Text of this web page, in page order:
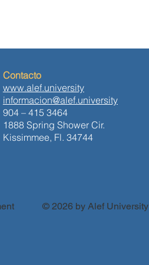
Contacto
www.alef.university
informacion@alef.university
904 – 415 3464
1888 Spring Shower Cir.
Kissimmee, Fl. 34744
© 2026 by Alef University